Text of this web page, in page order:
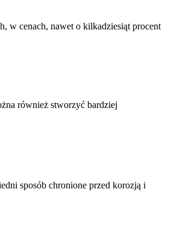
w cenach, nawet o kilkadziesiąt procent
również stworzyć bardziej
sposób chronione przed korozją i